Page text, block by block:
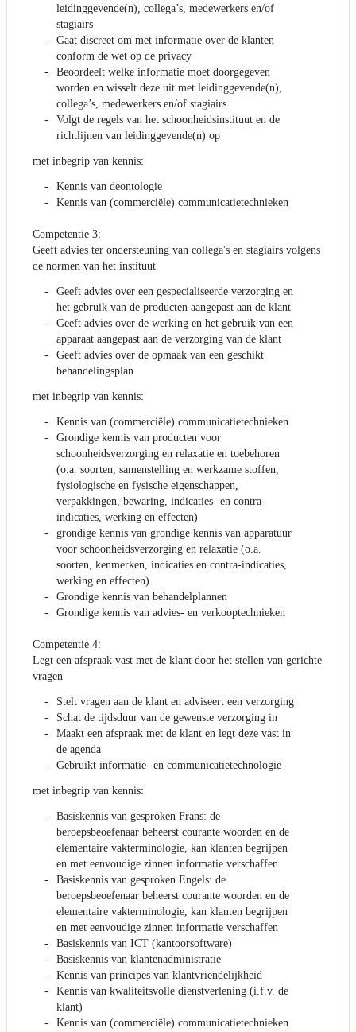
leidinggevende(n), collega’s, medewerkers en/of
stagiairs
Gaat discreet om met informatie over de klanten
conform de wet op de privacy
Beoordeelt welke informatie moet doorgegeven
worden en wisselt deze uit met leidinggevende(n),
collega’s, medewerkers en/of stagiairs
Volgt de regels van het schoonheidsinstituut en de
richtlijnen van leidinggevende(n) op
met inbegrip van kennis:
Kennis van deontologie
Kennis van (commerciële) communicatietechnieken
Competentie 3:
Geeft advies ter ondersteuning van collega's en stagiairs volgens
de normen van het instituut
Geeft advies over een gespecialiseerde verzorging en
het gebruik van de producten aangepast aan de klant
Geeft advies over de werking en het gebruik van een
apparaat aangepast aan de verzorging van de klant
Geeft advies over de opmaak van een geschikt
behandelingsplan
met inbegrip van kennis:
Kennis van (commerciële) communicatietechnieken
Grondige kennis van producten voor
schoonheidsverzorging en relaxatie en toebehoren
(o.a. soorten, samenstelling en werkzame stoffen,
fysiologische en fysische eigenschappen,
verpakkingen, bewaring, indicaties- en contra-
indicaties, werking en effecten)
grondige kennis van grondige kennis van apparatuur
voor schoonheidsverzorging en relaxatie (o.a.
soorten, kenmerken, indicaties en contra-indicaties,
werking en effecten)
Grondige kennis van behandelplannen
Grondige kennis van advies- en verkooptechnieken
Competentie 4:
Legt een afspraak vast met de klant door het stellen van gerichte
vragen
Stelt vragen aan de klant en adviseert een verzorging
Schat de tijdsduur van de gewenste verzorging in
Maakt een afspraak met de klant en legt deze vast in
de agenda
Gebruikt informatie- en communicatietechnologie
met inbegrip van kennis:
Basiskennis van gesproken Frans: de
beroepsbeoefenaar beheerst courante woorden en de
elementaire vakterminologie, kan klanten begrijpen
en met eenvoudige zinnen informatie verschaffen
Basiskennis van gesproken Engels: de
beroepsbeoefenaar beheerst courante woorden en de
elementaire vakterminologie, kan klanten begrijpen
en met eenvoudige zinnen informatie verschaffen
Basiskennis van ICT (kantoorsoftware)
Basiskennis van klantenadministratie
Kennis van principes van klantvriendelijkheid
Kennis van kwaliteitsvolle dienstverlening (i.f.v. de
klant)
Kennis van (commerciële) communicatietechnieken